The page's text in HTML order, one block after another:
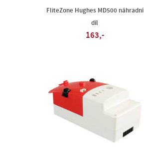
FliteZone Hughes MD500 náhradní
díl
163,-